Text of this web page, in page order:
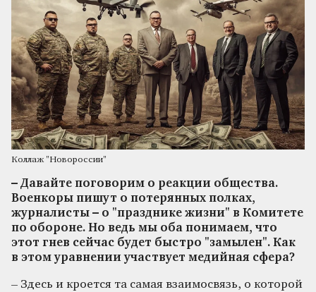
Коллаж "Новороссии"
– Давайте поговорим о реакции общества.
Военкоры пишут о потерянных полках,
журналисты – о "празднике жизни" в Комитете
по обороне. Но ведь мы оба понимаем, что
этот гнев сейчас будет быстро "замылен". Как
в этом уравнении участвует медийная сфера?
– Здесь и кроется та самая взаимосвязь, о которой